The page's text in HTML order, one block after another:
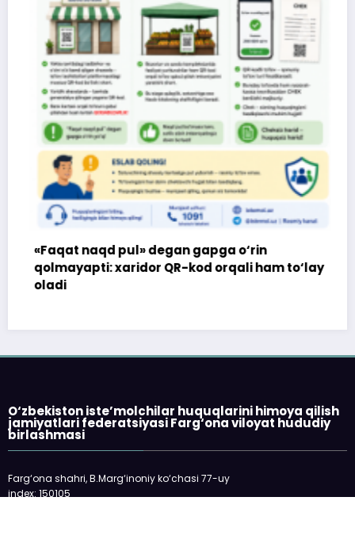
«Faqat naqd pul» degan gapga o‘rin
qolmayapti: xaridor QR-kod orqali ham to‘lay
oladi
O‘zbekiston iste’molchilar huquqlarini himoya qilish
jamiyatlari federatsiyasi Farg‘ona viloyat hududiy
birlashmasi
Farg‘ona shahri, B.Marg‘inoniy ko‘chasi 77-uy
index: 150105